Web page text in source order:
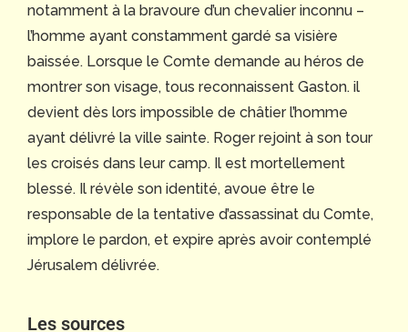
notamment à la bravoure d’un chevalier inconnu –
l’homme ayant constamment gardé sa visière
baissée. Lorsque le Comte demande au héros de
montrer son visage, tous reconnaissent Gaston. il
devient dès lors impossible de châtier l’homme
ayant délivré la ville sainte. Roger rejoint à son tour
les croisés dans leur camp. Il est mortellement
blessé. Il révèle son identité, avoue être le
responsable de la tentative d’assassinat du Comte,
implore le pardon, et expire après avoir contemplé
Jérusalem délivrée.
Les sources